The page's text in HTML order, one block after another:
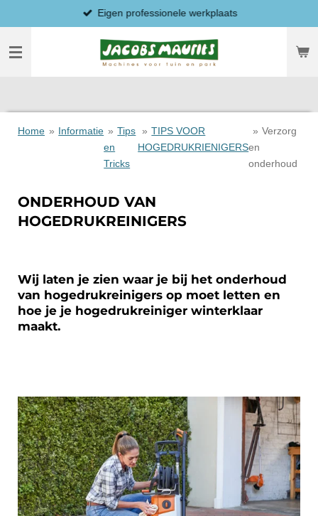
direct
naar
hoofdinhoud
Eigen professionele werkplaats
Home » Informatie » Tips
en
Tricks
» TIPS VOOR
HOGEDRUKRIENIGERS
» Verzorg
en
onderhoud
ONDERHOUD VAN
HOGEDRUKREINIGERS
Wij laten je zien waar je bij het onderhoud
van hogedrukreinigers op moet letten en
hoe je je hogedrukreiniger winterklaar
maakt.